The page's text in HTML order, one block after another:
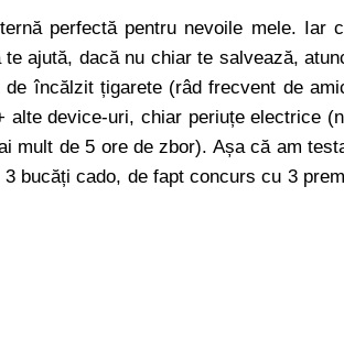
perfectă pentru nevoile mele. Iar
ajută, dacă nu chiar te salvează,
încălzit țigarete (râd frecvent de
device-uri, chiar periuțe electrice
mult de 5 ore de zbor). Așa că am
bucăți cado, de fapt concurs cu 3